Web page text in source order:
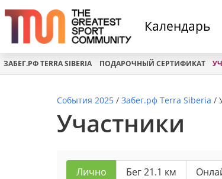
Календарь
ЗАБЕГ.РФ TERRA SIBERIA ПОДАРОЧНЫЙ СЕРТИФИКАТ
События 2025 / Забег.рф Terra Siberia /
Участники
Лично Бег 21.1 км